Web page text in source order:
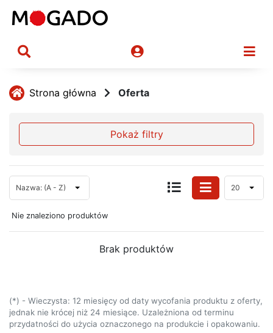
Strona główna Oferta
Pokaż filtry
Nazwa: (A - Z) 20
Nie znaleziono produktów
Brak produktów
(*) - Wieczysta: 12 miesięcy od daty wycofania produktu z oferty,
jednak nie krócej niż 24 miesiące. Uzależniona od terminu
przydatności do użycia oznaczonego na produkcie i opakowaniu.